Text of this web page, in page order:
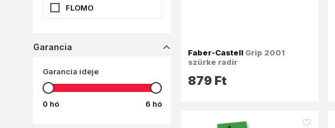
Faber-CastellGrip 2001
szürke radír
879 Ft
like_16
FLOMO
NEBULO
PELIKAN
Garancia dropup_16
Garancia ideje
0 hó 6 hó